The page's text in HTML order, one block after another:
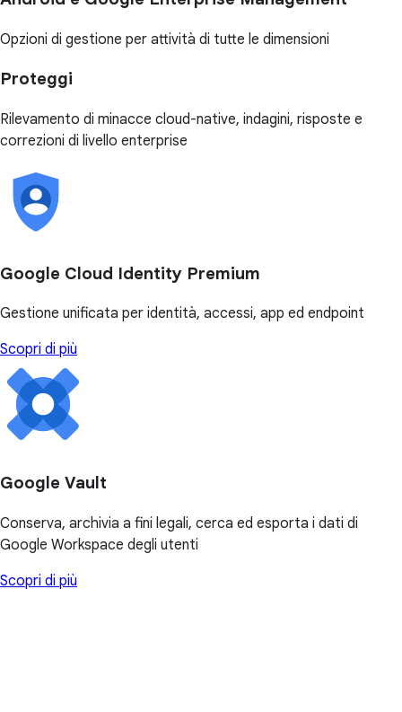
Opzioni di gestione per attività di tutte le dimensioni
Proteggi
Rilevamento di minacce cloud-native, indagini, risposte e
correzioni di livello enterprise
Google Cloud Identity Premium
Gestione unificata per identità, accessi, app ed endpoint
Scopri di più
Google Vault
Conserva, archivia a fini legali, cerca ed esporta i dati di
Google Workspace degli utenti
Scopri di più